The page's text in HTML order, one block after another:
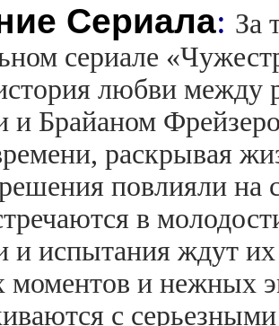
Сериала: За
сериале
любви между
Брайаном
раскрывая
повлияли на
в
и испытания ждут
моментов и нежных
с